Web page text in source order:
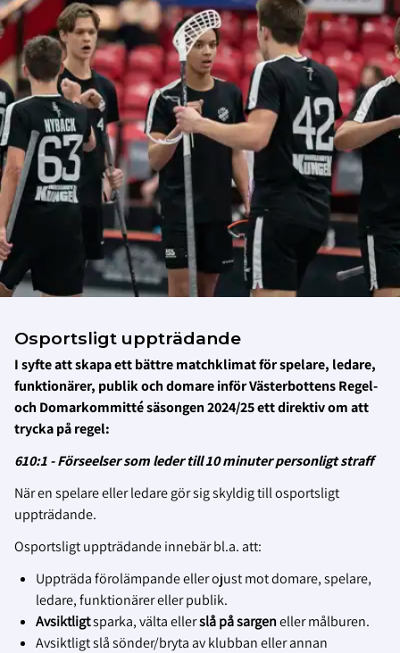
Osportsligt uppträdande
I syfte att skapa ett bättre matchklimat för spelare, ledare,
funktionärer, publik och domare inför Västerbottens Regel-
och Domarkommitté säsongen 2024/25 ett direktiv om att
trycka på regel:
610:1 - Förseelser som leder till 10 minuter personligt straff
När en spelare eller ledare gör sig skyldig till osportsligt
uppträdande.
Osportsligt uppträdande innebär bl.a. att:
Uppträda förolämpande eller ojust mot domare, spelare,
ledare, funktionärer eller publik.
Avsiktligtsparka, välta ellerslå på sargeneller målburen.
Avsiktligt slå sönder/bryta av klubban eller annan